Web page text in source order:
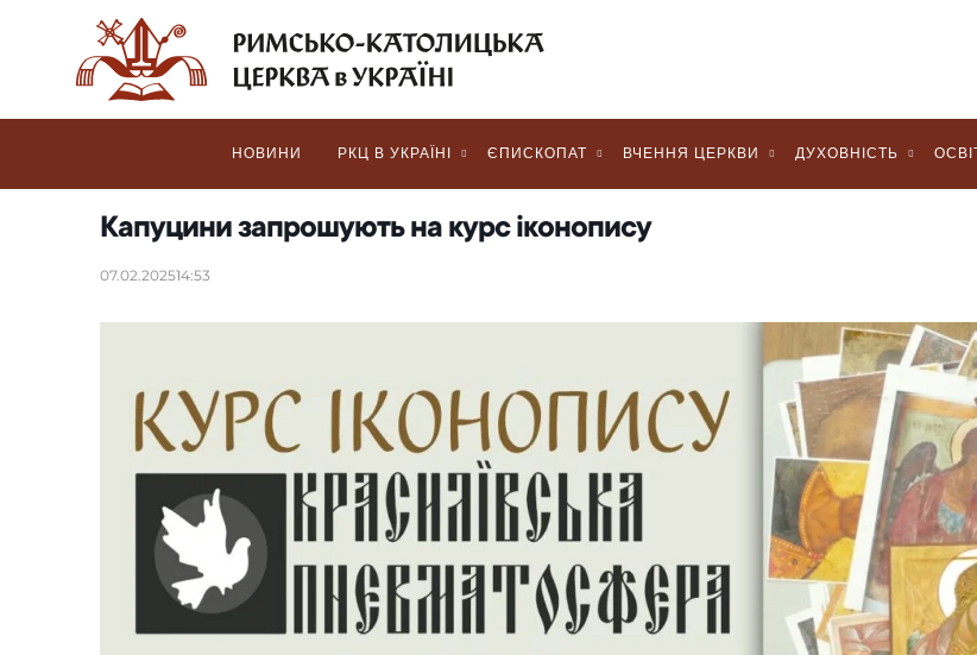
НОВИНИ РКЦ В УКРАЇНІ ЄПИСКОПАТ ВЧЕННЯ ЦЕРКВИ ДУХОВНІСТЬ
Капуцини запрошують на курс іконопису
07.02.202514:53